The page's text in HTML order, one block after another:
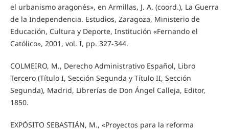
el urbanismo aragonés», en Armillas, J. A. (coord.), La Guerra
de la Independencia. Estudios, Zaragoza, Ministerio de
Educación, Cultura y Deporte, Institución «Fernando el
Católico», 2001, vol. I, pp. 327-344.
COLMEIRO, M., Derecho Administrativo Español, Libro
Tercero (Título I, Sección Segunda y Título II, Sección
Segunda), Madrid, Librerías de Don Ángel Calleja, Editor,
1850.
EXPÓSITO SEBASTIÁN, M., «Proyectos para la reforma